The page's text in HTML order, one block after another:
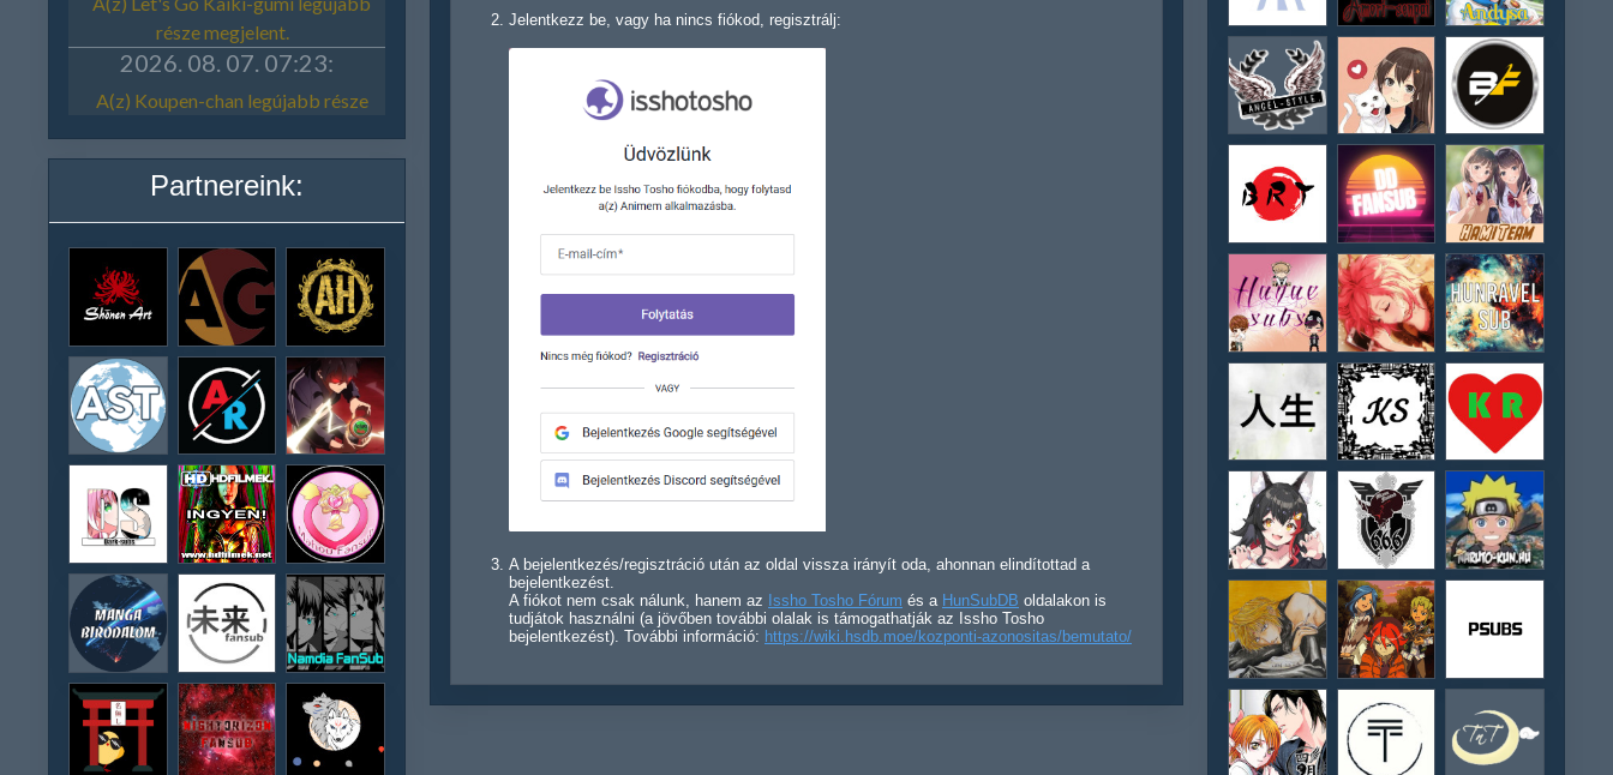
Partnereink:
Jelentkezz be, vagy ha nincs fiókod, regisztrálj:
A bejelentkezés/regisztráció után az oldal vissza irányít oda, ahonnan elindítottad a
bejelentkezést.
A fiókot nem csak nálunk, hanem az Issho Tosho Fórum és a HunSubDB oldalakon is
tudjátok használni (a jövőben további olalak is támogathatják az Issho Tosho
bejelentkezést). További információ: https://wiki.hsdb.moe/kozponti-azonositas/bemutato/